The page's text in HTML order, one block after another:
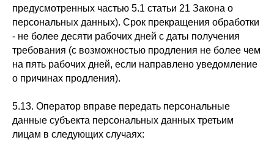
предусмотренных частью 5.1 статьи 21 Закона о
персональных данных). Срок прекращения обработки
- не более десяти рабочих дней с даты получения
требования (с возможностью продления не более чем
на пять рабочих дней, если направлено уведомление
о причинах продления).
5.13. Оператор вправе передать персональные
данные субъекта персональных данных третьим
лицам в следующих случаях: